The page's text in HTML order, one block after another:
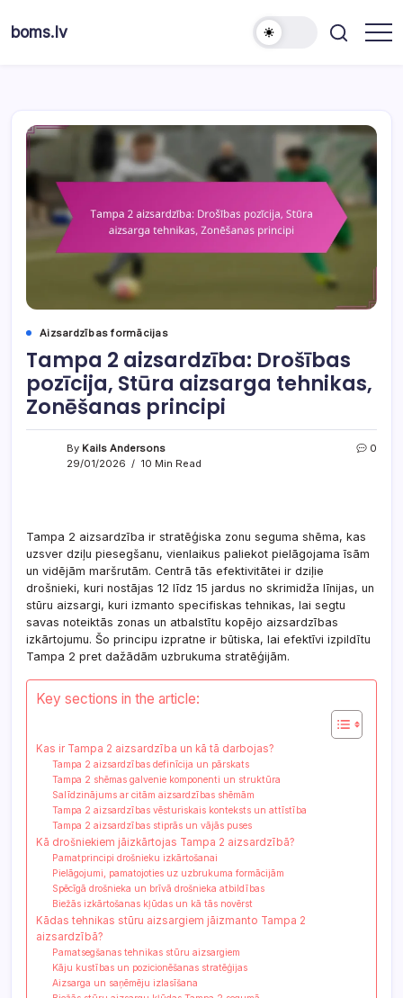
boms.lv
Aizsardzības formācijas
Tampa 2 aizsardzība: Drošības
pozīcija, Stūra aizsarga tehnikas,
Zonēšanas principi
By Kails Andersons
29/01/2026
10 Min Read
0
Tampa 2 aizsardzība ir stratēģiska zonu seguma shēma, kas
uzsver dziļu piesegšanu, vienlaikus paliekot pielāgojama īsām
un vidējām maršrutām. Centrā tās efektivitātei ir dziļie
drošnieki, kuri nostājas 12 līdz 15 jardus no skrimidža līnijas, un
stūru aizsargi, kuri izmanto specifiskas tehnikas, lai segtu
savas noteiktās zonas un atbalstītu kopējo aizsardzības
izkārtojumu. Šo principu izpratne ir būtiska, lai efektīvi izpildītu
Tampa 2 pret dažādām uzbrukuma stratēģijām.
Key sections in the article:
Kas ir Tampa 2 aizsardzība un kā tā darbojas?
Tampa 2 aizsardzības definīcija un pārskats
Tampa 2 shēmas galvenie komponenti un struktūra
Salīdzinājums ar citām aizsardzības shēmām
Tampa 2 aizsardzības vēsturiskais konteksts un attīstība
Tampa 2 aizsardzības stiprās un vājās puses
Kā drošniekiem jāizkārtojas Tampa 2 aizsardzībā?
Pamatprincipi drošnieku izkārtošanai
Pielāgojumi, pamatojoties uz uzbrukuma formācijām
Spēcīgā drošnieka un brīvā drošnieka atbildības
Biežās izkārtošanas kļūdas un kā tās novērst
Kādas tehnikas stūru aizsargiem jāizmanto Tampa 2
aizsardzībā?
Pamatsegšanas tehnikas stūru aizsargiem
Kāju kustības un pozicionēšanas stratēģijas
Aizsarga un saņēmēju izlasīšana